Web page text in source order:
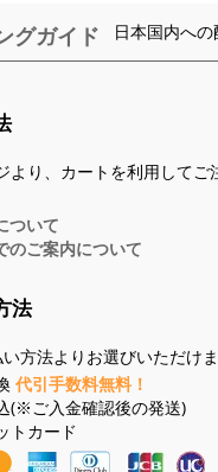
グガイド 日本国内へ
より、カートを利用してご
ついて
のご案内について
法
方法よりお選びいただけま
代引手数料無料！
(※ご入金確認後の発送)
トカード